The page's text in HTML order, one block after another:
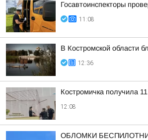
Госавтоинспекторы
11:08
В Костромской области
12:36
Костромичка получила
12:08
ОБЛОМКИ